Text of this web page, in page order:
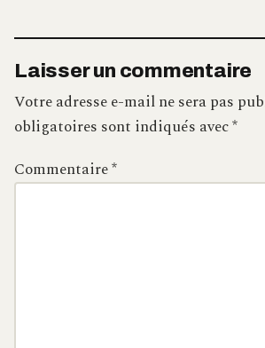
Laisser un commentaire
Votre adresse e-mail ne sera pas
obligatoires sont indiqués avec*
Commentaire*